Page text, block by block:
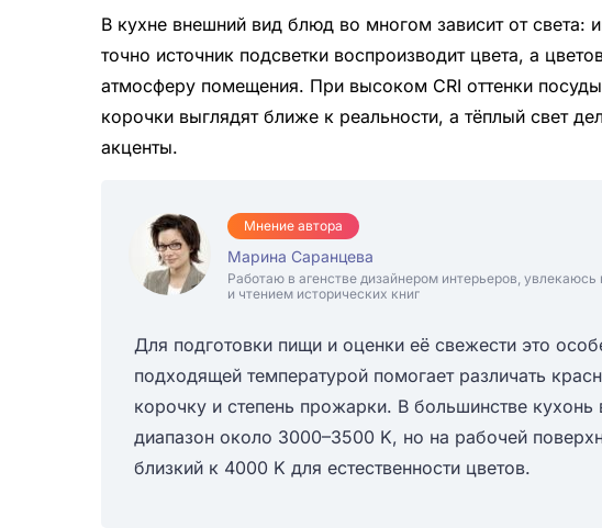
В кухне внешний вид блюд во многом зависит от света:
точно источник подсветки воспроизводит цвета, а
атмосферу помещения. При высоком CRI оттенки
корочки выглядят ближе к реальности, а тёплый свет
акценты.
Мнение автора
Марина Саранцева
Работаю в агенстве дизайнером интерьеров, увлекаюсь
и чтением исторических книг
Для подготовки пищи и оценки её свежести это
подходящей температурой помогает различать
корочку и степень прожарки. В большинстве
диапазон около 3000–3500 K, но на рабочей
близкий к 4000 K для естественности цветов.